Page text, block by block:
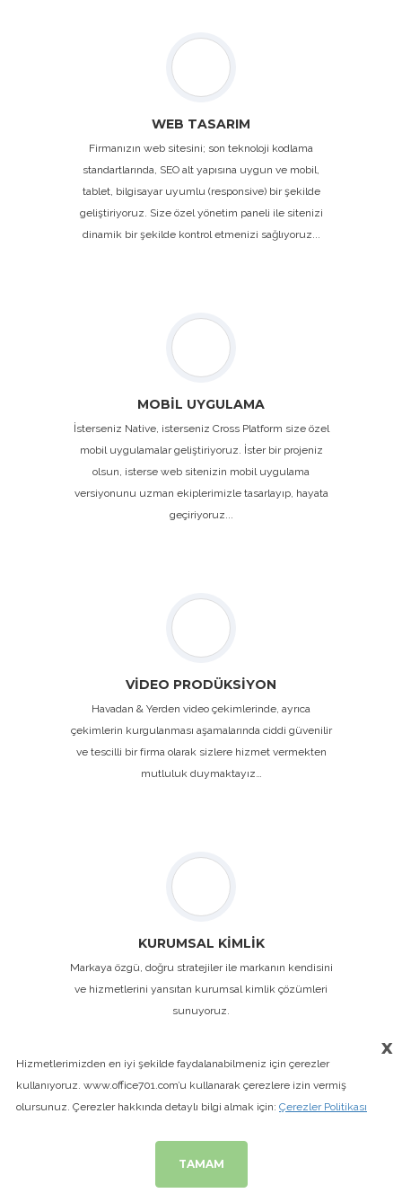
WEB TASARIM
Firmanızın web sitesini; son teknoloji kodlama
standartlarında, SEO alt yapısına uygun ve mobil,
tablet, bilgisayar uyumlu (responsive) bir şekilde
geliştiriyoruz. Size özel yönetim paneli ile sitenizi
dinamik bir şekilde kontrol etmenizi sağlıyoruz...
MOBİL UYGULAMA
İsterseniz Native, isterseniz Cross Platform size özel
mobil uygulamalar geliştiriyoruz. İster bir projeniz
olsun, isterse web sitenizin mobil uygulama
versiyonunu uzman ekiplerimizle tasarlayıp, hayata
geçiriyoruz...
VİDEO PRODÜKSİYON
Havadan & Yerden video çekimlerinde, ayrıca
çekimlerin kurgulanması aşamalarında ciddi güvenilir
ve tescilli bir firma olarak sizlere hizmet vermekten
mutluluk duymaktayız…
KURUMSAL KİMLİK
Markaya özgü, doğru stratejiler ile markanın kendisini
ve hizmetlerini yansıtan kurumsal kimlik çözümleri
sunuyoruz.
x
Hizmetlerimizden en iyi şekilde faydalanabilmeniz için çerezler
kullanıyoruz. www.office701.com’u kullanarak çerezlere izin vermiş
olursunuz. Çerezler hakkında detaylı bilgi almak için: Çerezler Politikası
TAMAM